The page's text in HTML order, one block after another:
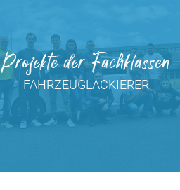
Projekte der Fachklassen
FAHRZEUGLACKIERER